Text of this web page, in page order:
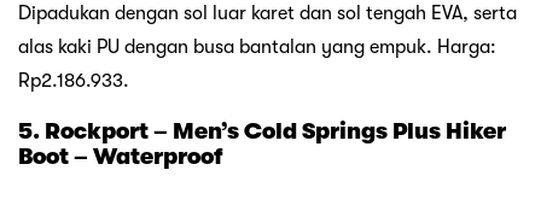
Dipadukan dengan sol luar karet dan sol tengah EVA, serta
alas kaki PU dengan busa bantalan yang empuk. Harga:
Rp2.186.933.
5. Rockport – Men’s Cold Springs Plus Hiker
Boot – Waterproof